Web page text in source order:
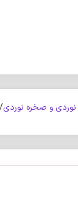
نوردی و صخره نوردی